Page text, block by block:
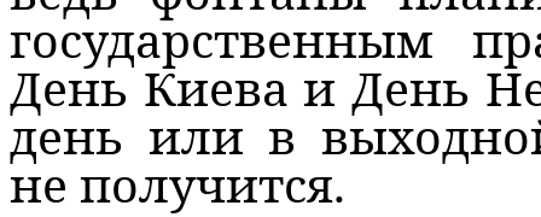
государственным
День Киева и День
день или в
не получится.